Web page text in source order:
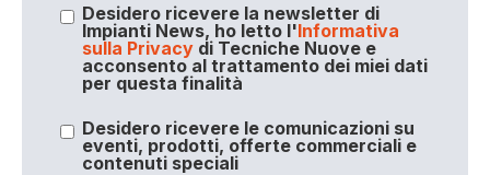
Desidero ricevere la newsletter di
Impianti News, ho letto l'Informativa
sulla Privacydi Tecniche Nuove e
acconsento al trattamento dei miei dati
per questa finalità
Desidero ricevere le comunicazioni su
eventi, prodotti, offerte commerciali e
contenuti speciali